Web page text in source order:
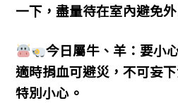
一下，盡量待在室內避免外
今日屬牛、羊：要小
適時捐血可避災，不可妄
特別小心。